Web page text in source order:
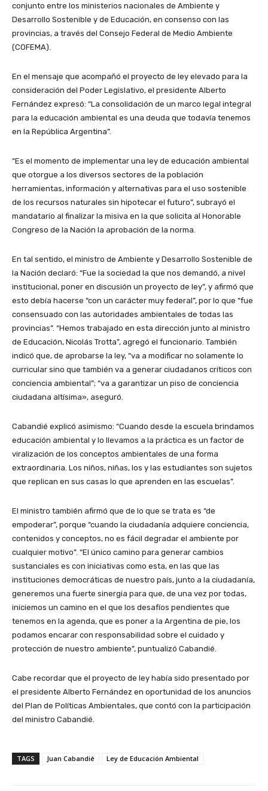
conjunto entre los ministerios nacionales de Ambiente y
Desarrollo Sostenible y de Educación, en consenso con las
provincias, a través del Consejo Federal de Medio Ambiente
(COFEMA).
En el mensaje que acompañó el proyecto de ley elevado para la
consideración del Poder Legislativo, el presidente Alberto
Fernández expresó: “La consolidación de un marco legal integral
para la educación ambiental es una deuda que todavía tenemos
en la República Argentina”.
“Es el momento de implementar una ley de educación ambiental
que otorgue a los diversos sectores de la población
herramientas, información y alternativas para el uso sostenible
de los recursos naturales sin hipotecar el futuro”, subrayó el
mandatario al finalizar la misiva en la que solicita al Honorable
Congreso de la Nación la aprobación de la norma.
En tal sentido, el ministro de Ambiente y Desarrollo Sostenible de
la Nación declaró: “Fue la sociedad la que nos demandó, a nivel
institucional, poner en discusión un proyecto de ley”, y afirmó que
esto debía hacerse “con un carácter muy federal”, por lo que “fue
consensuado con las autoridades ambientales de todas las
provincias”. “Hemos trabajado en esta dirección junto al ministro
de Educación, Nicolás Trotta”, agregó el funcionario. También
indicó que, de aprobarse la ley, “va a modificar no solamente lo
curricular sino que también va a generar ciudadanos críticos con
conciencia ambiental”; “va a garantizar un piso de conciencia
ciudadana altísima», aseguró.
Cabandié explicó asimismo: “Cuando desde la escuela brindamos
educación ambiental y lo llevamos a la práctica es un factor de
viralización de los conceptos ambientales de una forma
extraordinaria. Los niños, niñas, los y las estudiantes son sujetos
que replican en sus casas lo que aprenden en las escuelas”.
El ministro también afirmó que de lo que se trata es “de
empoderar”, porque “cuando la ciudadanía adquiere conciencia,
contenidos y conceptos, no es fácil degradar el ambiente por
cualquier motivo”. “El único camino para generar cambios
sustanciales es con iniciativas como esta, en las que las
instituciones democráticas de nuestro país, junto a la ciudadanía,
generemos una fuerte sinergia para que, de una vez por todas,
iniciemos un camino en el que los desafíos pendientes que
tenemos en la agenda, que es poner a la Argentina de pie, los
podamos encarar con responsabilidad sobre el cuidado y
protección de nuestro ambiente”, puntualizó Cabandié.
Cabe recordar que el proyecto de ley había sido presentado por
el presidente Alberto Fernández en oportunidad de los anuncios
del Plan de Políticas Ambientales, que contó con la participación
del ministro Cabandié.
TAGS Juan Cabandié Ley de Educación Ambiental